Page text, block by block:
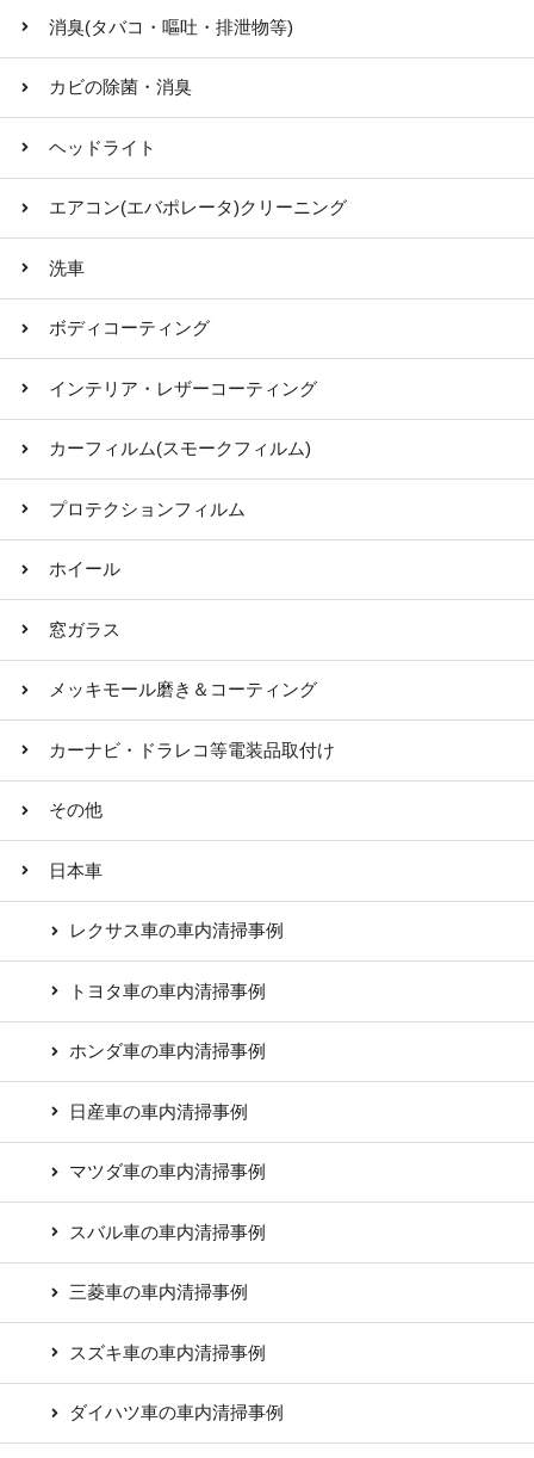
消臭(タバコ・嘔吐・排泄物等)
カビの除菌・消臭
ヘッドライト
エアコン(エバポレータ)クリーニング
洗車
ボディコーティング
インテリア・レザーコーティング
カーフィルム(スモークフィルム)
プロテクションフィルム
ホイール
窓ガラス
メッキモール磨き＆コーティング
カーナビ・ドラレコ等電装品取付け
その他
日本車
レクサス車の車内清掃事例
トヨタ車の車内清掃事例
ホンダ車の車内清掃事例
日産車の車内清掃事例
マツダ車の車内清掃事例
スバル車の車内清掃事例
三菱車の車内清掃事例
スズキ車の車内清掃事例
ダイハツ車の車内清掃事例